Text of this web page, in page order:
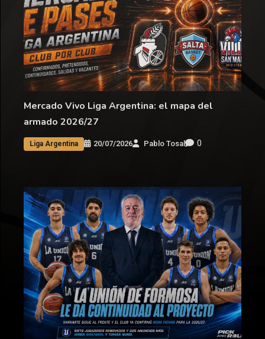
Mercado Vivo Liga Argentina: el mapa del
armado 2026/27
Liga Argentina 20/07/2026 Pablo Tosal 0